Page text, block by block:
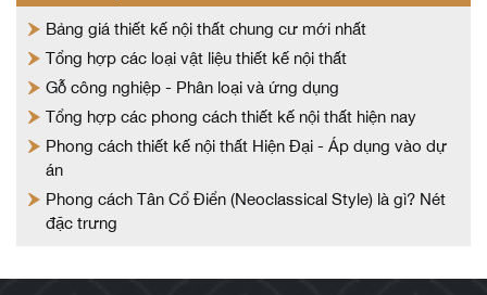
Bảng giá thiết kế nội thất chung cư mới nhất
Tổng hợp các loại vật liệu thiết kế nội thất
Gỗ công nghiệp - Phân loại và ứng dụng
Tổng hợp các phong cách thiết kế nội thất hiện nay
Phong cách thiết kế nội thất Hiện Đại - Áp dụng vào dự
án
Phong cách Tân Cổ Điển (Neoclassical Style) là gì? Nét
đặc trưng